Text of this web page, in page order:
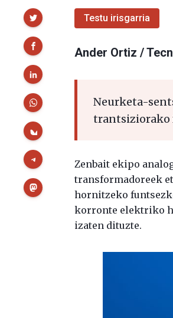
Testu irisgarria
Ander Ortiz /
Neurketa-
trantsiziorako
Zenbait ekipo
transformadoreek
hornitzeko
korronte elektriko
izaten dituzte.
Partekatu